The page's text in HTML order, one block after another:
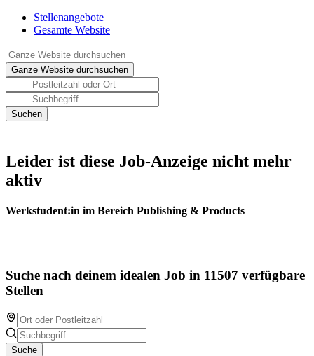
Stellenangebote
Gesamte Website
Leider ist diese Job-Anzeige nicht mehr
aktiv
Werkstudent:in im Bereich Publishing & Products
Suche nach deinem idealen Job in 11507 verfügbare
Stellen
Suche